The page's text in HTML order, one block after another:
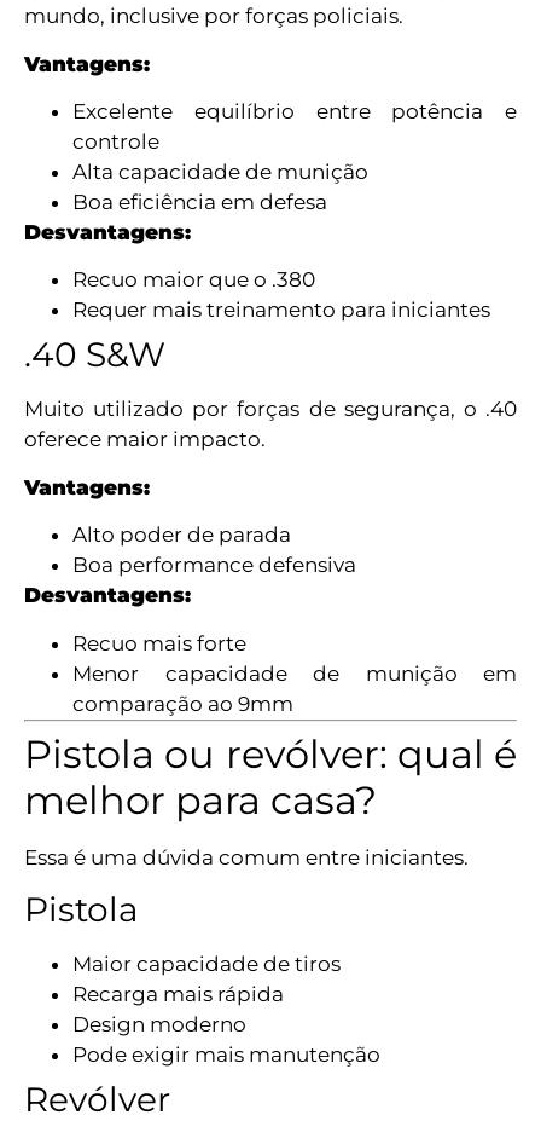
mundo, inclusive por forças policiais.
Vantagens:
Excelente equilíbrio entre potência e
controle
Alta capacidade de munição
Boa eficiência em defesa
Desvantagens:
Recuo maior que o .380
Requer mais treinamento para iniciantes
.40 S&W
Muito utilizado por forças de segurança, o .40
oferece maior impacto.
Vantagens:
Alto poder de parada
Boa performance defensiva
Desvantagens:
Recuo mais forte
Menor capacidade de munição em
comparação ao 9mm
Pistola ou revólver: qual é
melhor para casa?
Essa é uma dúvida comum entre iniciantes.
Pistola
Maior capacidade de tiros
Recarga mais rápida
Design moderno
Pode exigir mais manutenção
Revólver